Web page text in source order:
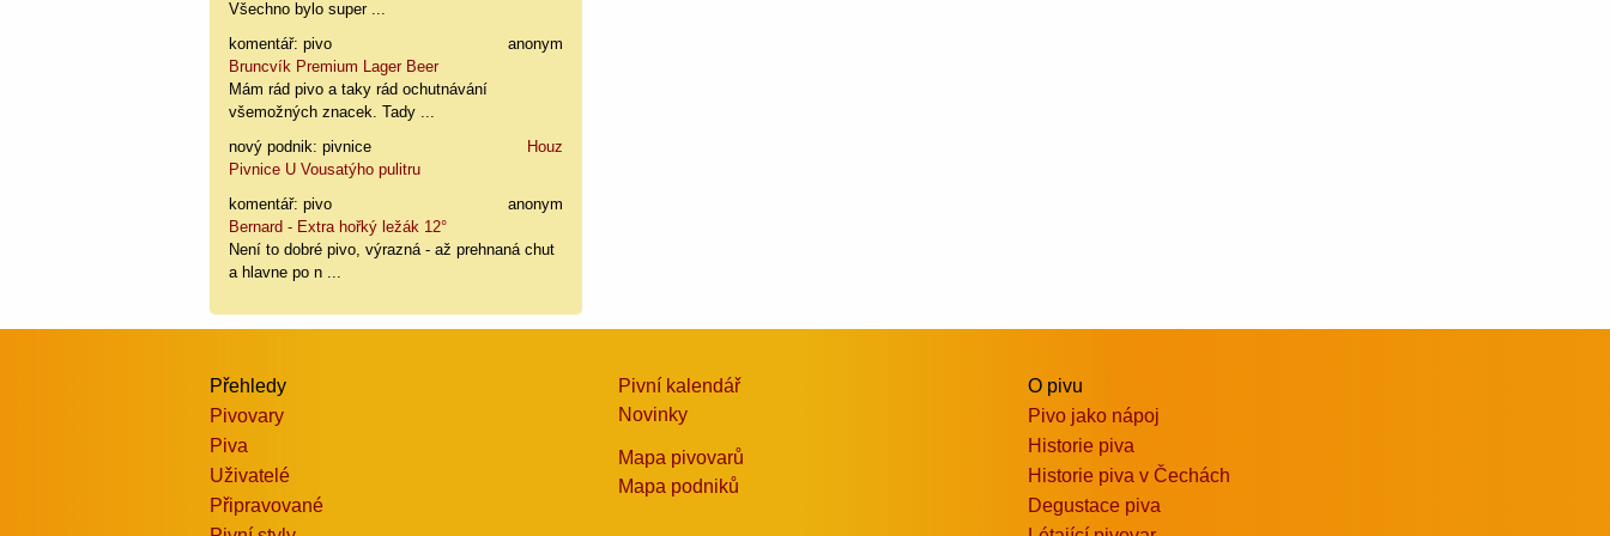
Všechno bylo super ...
komentář: pivo
anonym
Bruncvík Premium Lager Beer
Mám rád pivo a taky rád ochutnávání
všemožných znacek. Tady ...
nový podnik: pivnice
Houz
Pivnice U Vousatýho pulitru
komentář: pivo
anonym
Bernard - Extra hořký ležák 12°
Není to dobré pivo, výrazná - až prehnaná chut
a hlavne po n ...
Přehledy
Pivovary
Piva
Uživatelé
Připravované
Pivní kalendář
Novinky
Mapa pivovarů
Mapa podniků
O pivu
Pivo jako nápoj
Historie piva
Historie piva v Čechách
Degustace piva